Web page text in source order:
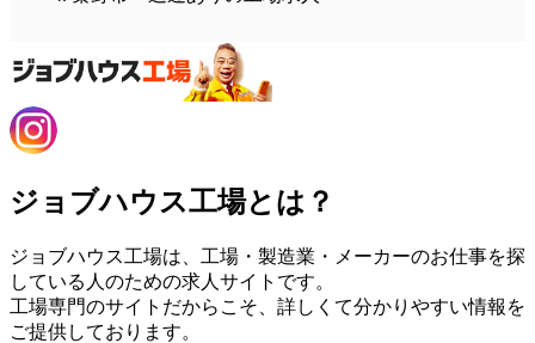
ジョブハウス工場とは？
ジョブハウス工場は、工場・製造業・メーカーのお仕事を探
している人のための求人サイトです。
工場専門のサイトだからこそ、詳しくて分かりやすい情報を
ご提供しております。